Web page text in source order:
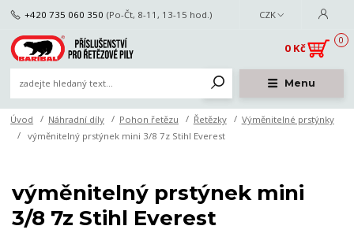
Menu
CZK
+420 735 060 350 (Po-Čt, 8-11, 13-15 hod.)
0
0 Kč
Úvod Náhradní díly Pohon řetězu Řetězky
Výměnitelné prstýnky
výměnitelný prstýnek mini 3/8 7z Stihl Everest
výměnitelný prstýnek mini
3/8 7z Stihl Everest